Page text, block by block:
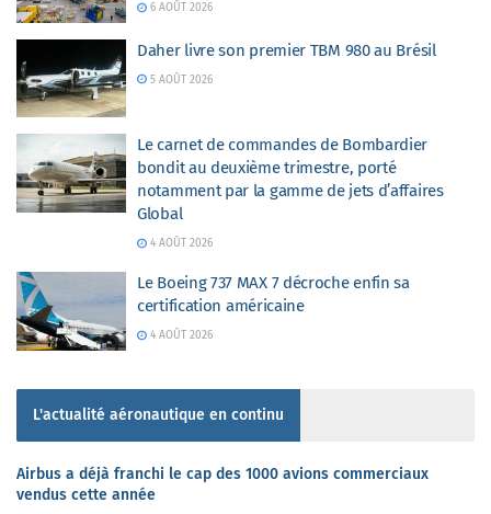
6 AOÛT 2026
Daher livre son premier TBM 980 au Brésil
5 AOÛT 2026
Le carnet de commandes de Bombardier
bondit au deuxième trimestre, porté
notamment par la gamme de jets d’affaires
Global
4 AOÛT 2026
Le Boeing 737 MAX 7 décroche enfin sa
certification américaine
4 AOÛT 2026
L'actualité aéronautique en continu
Airbus a déjà franchi le cap des 1000 avions commerciaux
vendus cette année